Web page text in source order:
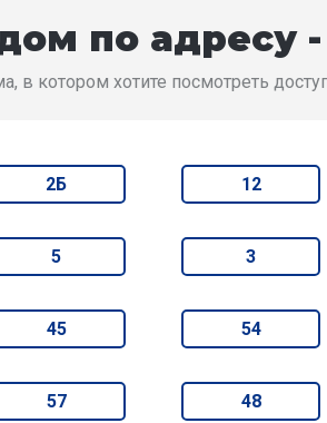
по адресу -
в котором хотите посмотреть
2Б 12
5 3
45 54
57 48